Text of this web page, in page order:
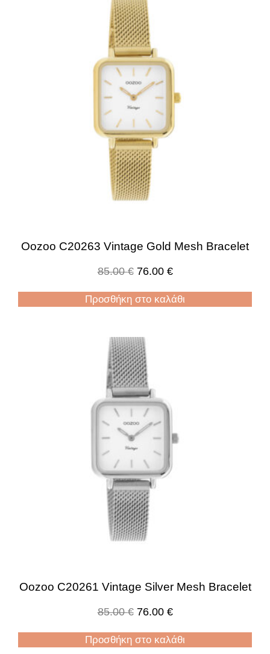
Oozoo C20263 Vintage Gold Mesh Bracelet
85.00€ 76.00 €
Προσθήκη στο καλάθι
Oozoo C20261 Vintage Silver Mesh Bracelet
85.00€ 76.00 €
Προσθήκη στο καλάθι